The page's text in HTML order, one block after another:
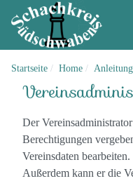
Startseite Home
Der
Berechtigungen
Vereinsdaten bearbeiten.
Außerdem kann er die